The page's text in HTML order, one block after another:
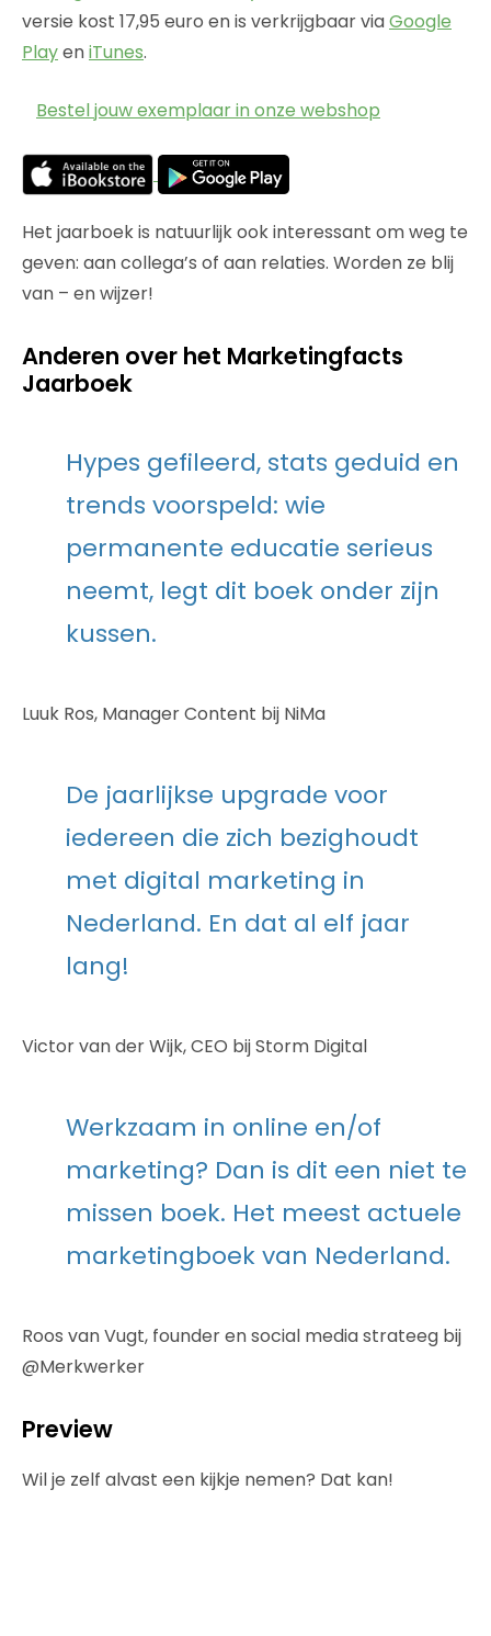
versie kost 17,95 euro en is verkrijgbaar viaGoogle
PlayeniTunes.
Bestel jouw exemplaar in onze webshop
Het jaarboek is natuurlijk ook interessant om weg te
geven: aan collega’s of aan relaties. Worden ze blij
van – en wijzer!
Anderen over het Marketingfacts
Jaarboek
Hypes gefileerd, stats geduid en
trends voorspeld: wie
permanente educatie serieus
neemt, legt dit boek onder zijn
kussen.
Luuk Ros, Manager Content bij NiMa
De jaarlijkse upgrade voor
iedereen die zich bezighoudt
met digital marketing in
Nederland. En dat al elf jaar
lang!
Victor van der Wijk, CEO bij Storm Digital
Werkzaam in online en/of
marketing? Dan is dit een niet te
missen boek. Het meest actuele
marketingboek van Nederland.
Roos van Vugt, founder en social media strateeg bij
@Merkwerker
Preview
Wil je zelf alvast een kijkje nemen? Dat kan!